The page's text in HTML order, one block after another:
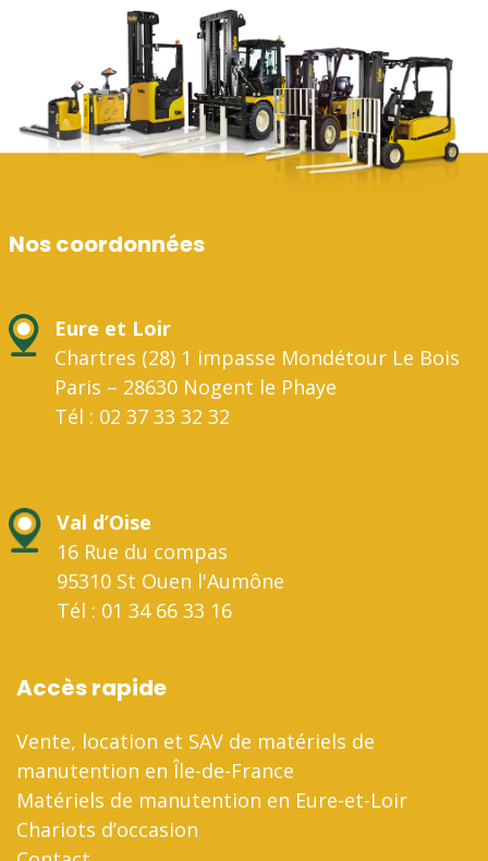
Nos coordonnées
Eure et Loir
Chartres (28) 1 impasse Mondétour Le Bois
Paris – 28630 Nogent le Phaye
Tél : 02 37 33 32 32
Val d’Oise
16 Rue du compas
95310 St Ouen l'Aumône
Tél : 01 34 66 33 16
Accès rapide
Vente, location et SAV de matériels de
manutention en Île-de-France
Matériels de manutention en Eure-et-Loir
Chariots d’occasion